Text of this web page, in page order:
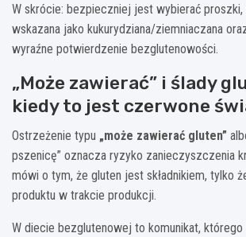
W skrócie: bezpieczniej jest wybierać
wskazana jako kukurydziana/ziemniaczana
wyraźne potwierdzenie bezglutenowości.
„Może zawierać” i ślady
kiedy to jest czerwone
Ostrzeżenie typu „może zawierać gluten”
pszenicę” oznacza ryzyko zanieczyszczenia
mówi o tym, że gluten jest składnikiem, tylko
produktu w trakcie produkcji.
W diecie bezglutenowej to komunikat, którego